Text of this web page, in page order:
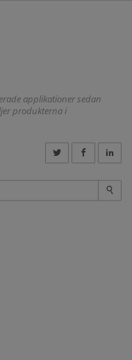
applikationer sedan
produkterna i